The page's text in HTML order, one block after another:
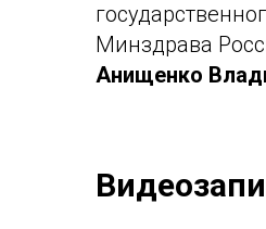
Минздрава
Анищенко